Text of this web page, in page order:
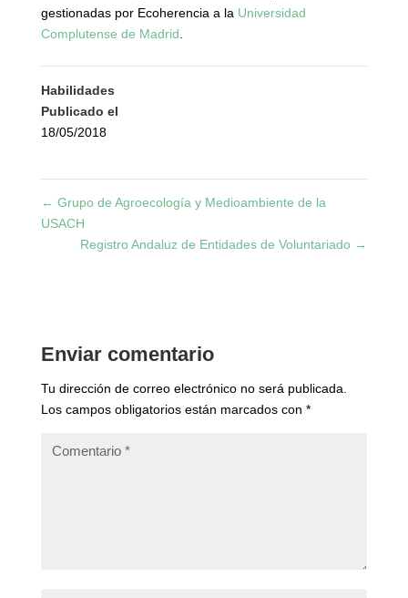
gestionadas por Ecoherencia a la Universidad
Complutense de Madrid
Habilidades
Publicado el
18/05/2018
← Grupo de Agroecología y Medioambiente de la
USACH
Registro Andaluz de Entidades de Voluntariado →
Enviar comentario
Tu dirección de correo electrónico no será publicada.
Los campos obligatorios están marcados con *